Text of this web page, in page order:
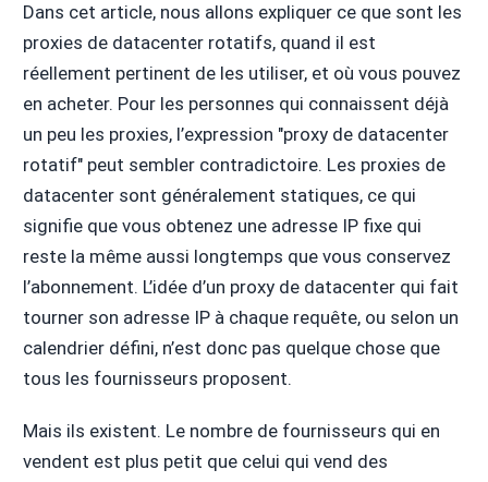
Dans cet article, nous allons expliquer ce que sont les
proxies de datacenter rotatifs, quand il est
réellement pertinent de les utiliser, et où vous pouvez
en acheter. Pour les personnes qui connaissent déjà
un peu les proxies, l’expression "proxy de datacenter
rotatif" peut sembler contradictoire. Les proxies de
datacenter sont généralement statiques, ce qui
signifie que vous obtenez une adresse IP fixe qui
reste la même aussi longtemps que vous conservez
l’abonnement. L’idée d’un proxy de datacenter qui fait
tourner son adresse IP à chaque requête, ou selon un
calendrier défini, n’est donc pas quelque chose que
tous les fournisseurs proposent.
Mais ils existent. Le nombre de fournisseurs qui en
vendent est plus petit que celui qui vend des